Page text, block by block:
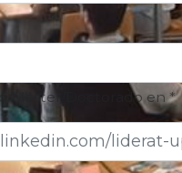
Doctorado en *